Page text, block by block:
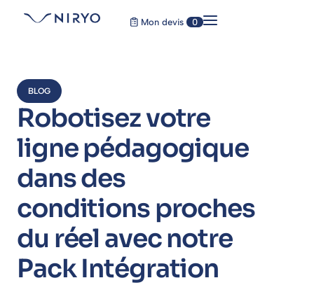
Mon devis 0
BLOG
Robotisez votre
ligne pédagogique
dans des
conditions proches
du réel avec notre
Pack Intégration